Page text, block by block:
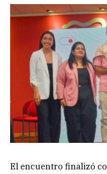
El encuentro finalizó